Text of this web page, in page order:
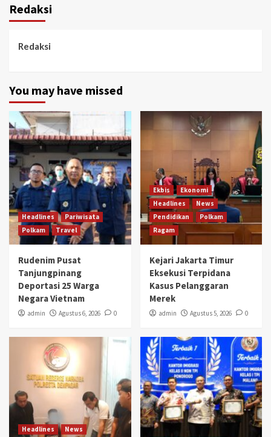
Redaksi
Redaksi
You may have missed
Headlines
Pariwisata
Polkam
Travel
Rudenim Pusat
Tanjungpinang
Deportasi 25 Warga
Negara Vietnam
admin Agustus 6, 2026 0
Ekbis
Ekonomi
Headlines
News
Pendidikan
Polkam
Ragam
Kejari Jakarta Timur
Eksekusi Terpidana
Kasus Pelanggaran
Merek
admin Agustus 5, 2026 0
Headlines
News